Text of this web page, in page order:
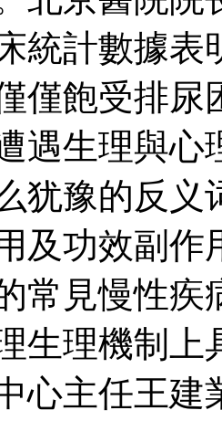
統計數據表
僅飽受排尿
遇生理與
犹豫的反
及功效副作
常見慢性疾
生理機制
心主任王